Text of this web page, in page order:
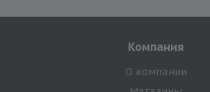
Компания
О компании